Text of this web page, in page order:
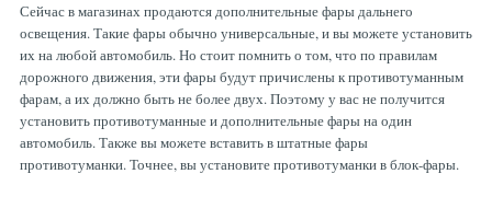
Сейчас в магазинах продаются дополнительные фары дальнего
освещения. Такие фары обычно универсальные, и вы можете установить
их на любой автомобиль. Но стоит помнить о том, что по правилам
дорожного движения, эти фары будут причислены к противотуманным
фарам, а их должно быть не более двух. Поэтому у вас не получится
установить противотуманные и дополнительные фары на один
автомобиль. Также вы можете вставить в штатные фары
противотуманки. Точнее, вы установите противотуманки в блок-фары.